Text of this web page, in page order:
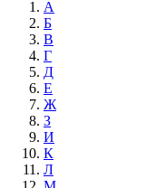
А
Б
В
Г
Д
Е
Ж
З
И
К
Л